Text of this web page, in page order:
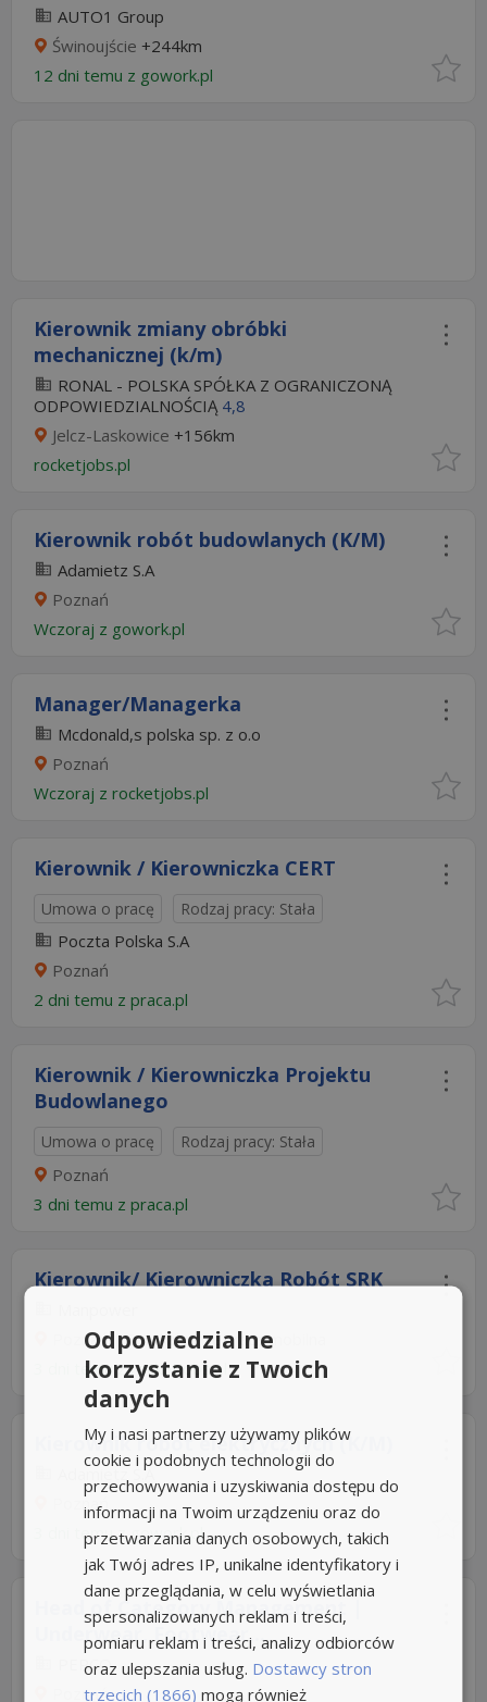
AUTO1 Group
Świnoujście +244km
12 dni temu z gowork.pl
Kierownik zmiany obróbki
mechanicznej (k/m)
RONAL - POLSKA SPÓŁKA Z OGRANICZONĄ
ODPOWIEDZIALNOŚCIĄ 4,8
Jelcz-Laskowice +156km
rocketjobs.pl
Kierownik robót budowlanych (K/M)
Adamietz S.A
Poznań
Wczoraj z gowork.pl
Manager/Managerka
Mcdonald,s polska sp. z o.o
Poznań
Wczoraj z rocketjobs.pl
Kierownik / Kierowniczka CERT
Umowa o pracę Rodzaj pracy: Stała
Poczta Polska S.A
Poznań
2 dni temu z praca.pl
Kierownik / Kierowniczka Projektu
Budowlanego
Umowa o pracę Rodzaj pracy: Stała
Poznań
3 dni temu z praca.pl
Kierownik/ Kierowniczka Robót SRK
Poznań, +2 LokalizacjePraca mobilna
3 dni temu zrocketjobs.pl
Kierownik robót elektrycznych (K/M)
Adamietz S.A
Poznań
3 dni temu zgowork.pl
Head of Category Management |
Underwear, Footwear...
PEPCO
Poznań
Odpowiedzialne
korzystanie z Twoich
danych
My i nasi partnerzy używamy plików
cookie i podobnych technologii do
przechowywania i uzyskiwania dostępu do
informacji na Twoim urządzeniu oraz do
przetwarzania danych osobowych, takich
jak Twój adres IP, unikalne identyfikatory i
dane przeglądania, w celu wyświetlania
spersonalizowanych reklam i treści,
pomiaru reklam i treści, analizy odbiorców
oraz ulepszania usług. Dostawcy stron
trzecich (1866) mogą również